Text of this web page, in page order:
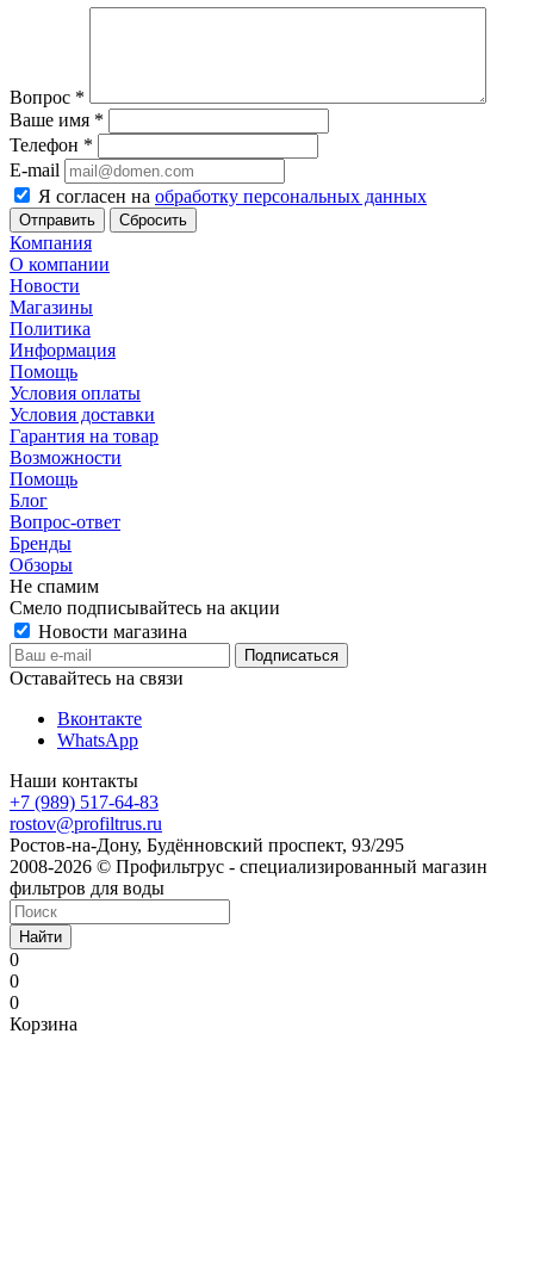
Вопрос *
Ваше имя *
Телефон *
E-mail
Я согласен на обработку персональных данных
Сбросить
Компания
О компании
Новости
Магазины
Политика
Информация
Помощь
Условия оплаты
Условия доставки
Гарантия на товар
Возможности
Помощь
Блог
Вопрос-ответ
Бренды
Обзоры
Не спамим
Смело подписывайтесь на акции
Новости магазина
Оставайтесь на связи
Вконтакте
WhatsApp
Наши контакты
+7 (989) 517-64-83
rostov@profiltrus.ru
Ростов-на-Дону, Будённовский проспект, 93/295
2008-2026 © Профильтрус - специализированный магазин
фильтров для воды
Найти
0
0
0
Корзина